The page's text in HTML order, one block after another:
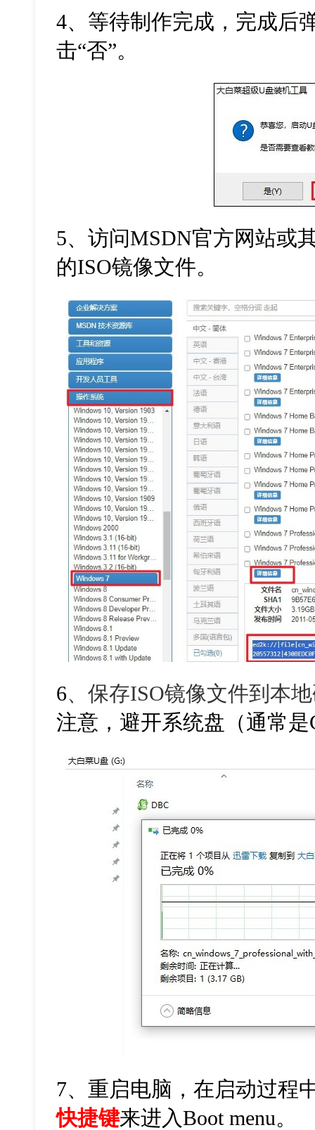
4、等待制作完成，完成后
击“否”。
5、访问MSDN官方网站或
的ISO镜像文件。
6、保存ISO镜像文件到本
注意，避开系统盘（通常是
7、重启电脑，在启动过程
快捷键来进入Boot menu。